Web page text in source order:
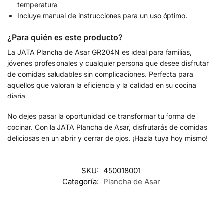
temperatura
Incluye manual de instrucciones para un uso óptimo.
¿Para quién es este producto?
La JATA Plancha de Asar GR204N es ideal para familias,
jóvenes profesionales y cualquier persona que desee disfrutar
de comidas saludables sin complicaciones. Perfecta para
aquellos que valoran la eficiencia y la calidad en su cocina
diaria.
No dejes pasar la oportunidad de transformar tu forma de
cocinar. Con la JATA Plancha de Asar, disfrutarás de comidas
deliciosas en un abrir y cerrar de ojos. ¡Hazla tuya hoy mismo!
SKU: 450018001
Categoría: Plancha de Asar